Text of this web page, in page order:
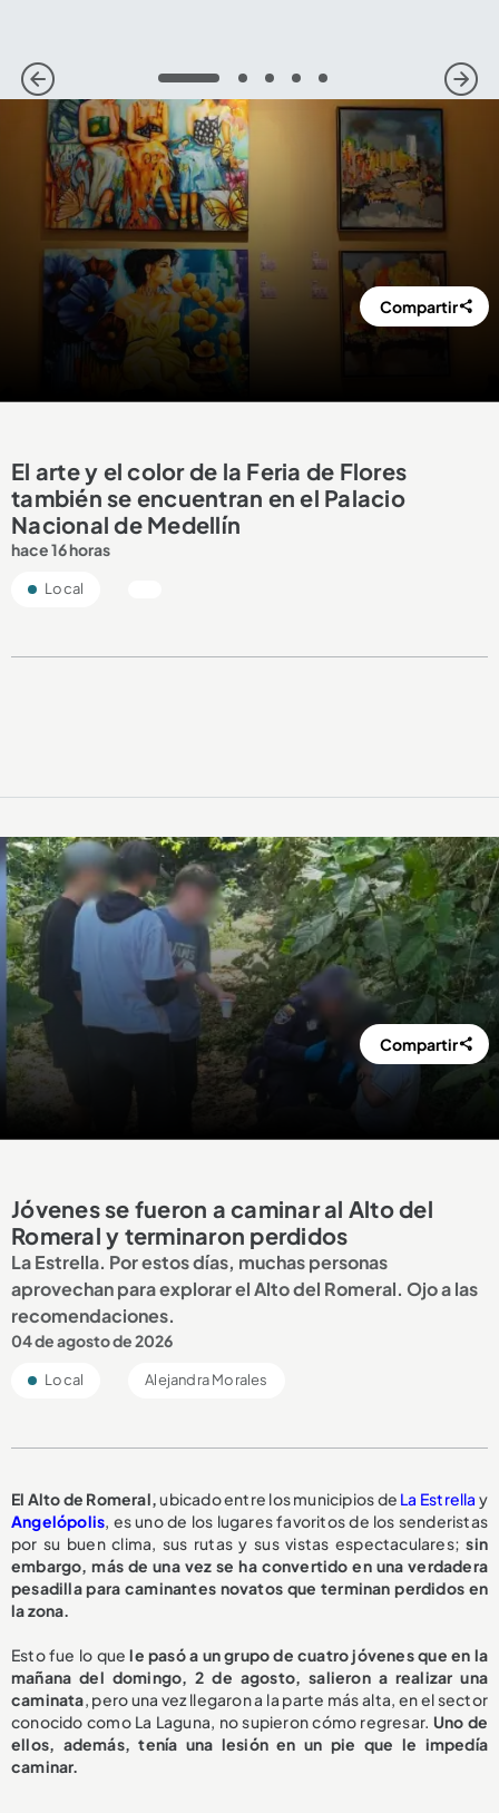
1 2 3 4 5
Compartir
El arte y el color de la Feria de Flores
también se encuentran en el Palacio
Nacional de Medellín
hace 16 horas
Local
Compartir
Jóvenes se fueron a caminar al Alto del
Romeral y terminaron perdidos
La Estrella. Por estos días, muchas personas
aprovechan para explorar el Alto del Romeral. Ojo a las
recomendaciones.
04 de agosto de 2026
Local Alejandra Morales
El Alto de Romeral,ubicado entre los municipios de La Estrella y
Angelópolis, es uno de los lugares favoritos de los senderistas
por su buen clima, sus rutas y sus vistas espectaculares;sin
embargo, más de una vez se ha convertido en una verdadera
pesadilla para caminantes novatos que terminan perdidos en
la zona.
Esto fue lo quele pasó a un grupo de cuatro jóvenes que en la
mañana del domingo, 2 de agosto, salieron a realizar una
caminata, pero una vez llegaron a la parte más alta, en el sector
conocido como La Laguna, no supieron cómo regresar. Uno de
ellos, además, tenía una lesión en un pie que le impedía
caminar.